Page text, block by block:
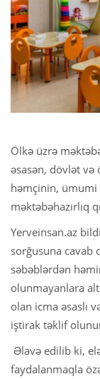
Ölkə üzrə
əsasən, dövlət və
həmçinin, ümumi
məktəbəhazırlıq
Yerveinsan.az
sorğusuna cavab
səbəblərdən
olunmayanlara
olan icma əsaslı
iştirak təklif
Əlavə edilib ki,
faydalanmaqla